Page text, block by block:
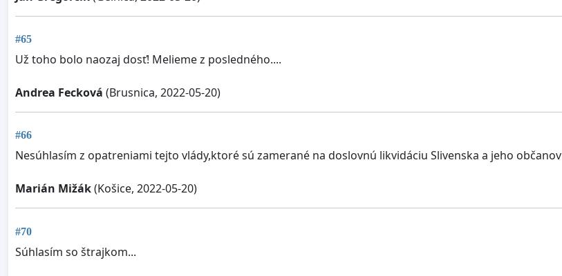
#65
Už toho bolo naozaj dosť! Melieme z posledného....
Andrea Fecková (Brusnica, 2022-05-20)
#66
Nesúhlasím z opatreniami tejto vlády,ktoré sú zamerané na doslovnú likvidáciu Slivenska a jeho občanov
Marián Mižák(Košice, 2022-05-20)
#70
Súhlasím so štrajkom...